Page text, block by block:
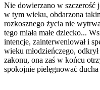
Nie dowierzano w szczerość
w tym wieku, obdarzona
rozkosznego życia nie
tego miała małe dziecko...
intencje, zainterweniował i
wieku młodzieńczego,
zakonu, ona zaś w końcu
spokojnie pielęgnować